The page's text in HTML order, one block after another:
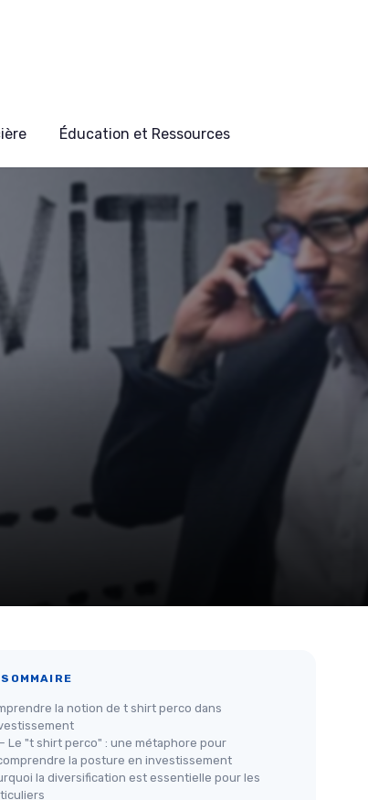
Éducation et Ressources
SOMMAIRE
la notion de t shirt perco dans
Le "t shirt perco" : une métaphore pour
la posture en investissement
la diversification est essentielle pour les